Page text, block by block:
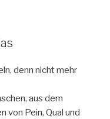
denn nicht mehr
aus dem
von Pein, Qual und